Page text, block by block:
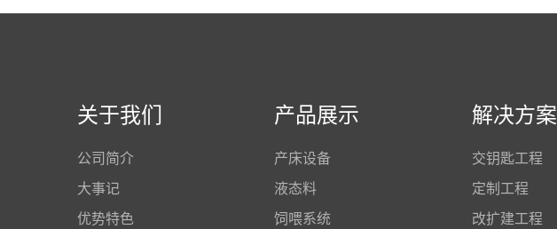
关于我们
公司简介
大事记
优势特色
产品展示
产床设备
液态料
饲喂系统
解决方案
交钥匙工程
定制工程
改扩建工程